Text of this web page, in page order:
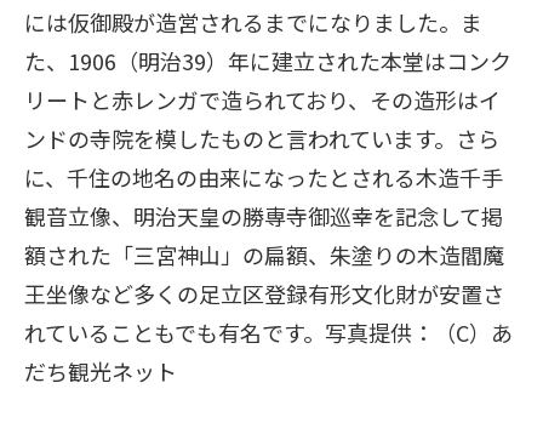
には仮御殿が造営されるまでになりました。ま
た、1906（明治39）年に建立された本堂はコンク
リートと赤レンガで造られており、その造形はイ
ンドの寺院を模したものと言われています。さら
に、千住の地名の由来になったとされる木造千手
観音立像、明治天皇の勝専寺御巡幸を記念して掲
額された「三宮神山」の扁額、朱塗りの木造閻魔
王坐像など多くの足立区登録有形文化財が安置さ
れていることもでも有名です。写真提供：（C）あ
だち観光ネット